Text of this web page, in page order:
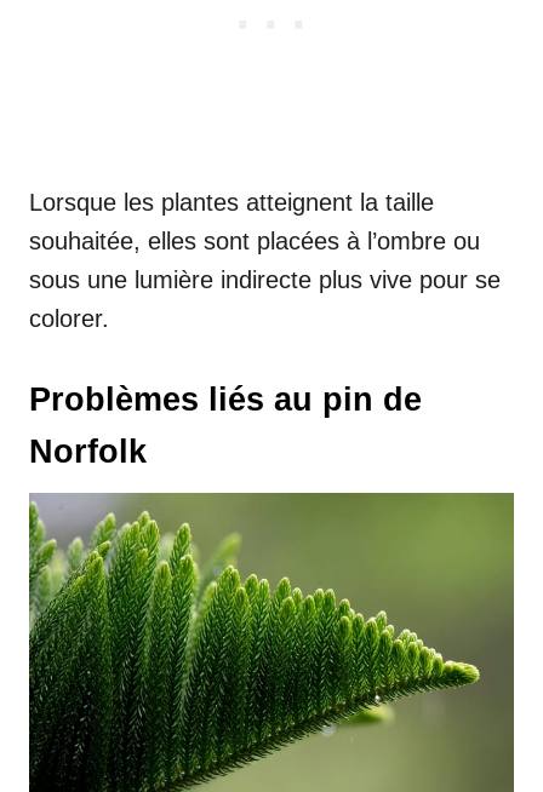
Lorsque les plantes atteignent la taille
souhaitée, elles sont placées à l’ombre ou
sous une lumière indirecte plus vive pour se
colorer.
Problèmes liés au pin de
Norfolk